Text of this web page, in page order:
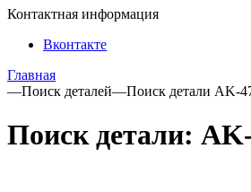
Контактная информация
Вконтакте
Главная
—Поиск деталей—Поиск детали AK-
Поиск детали: